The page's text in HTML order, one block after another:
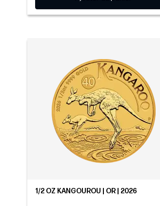
1/2 OZ KANGOUROU | OR | 2026